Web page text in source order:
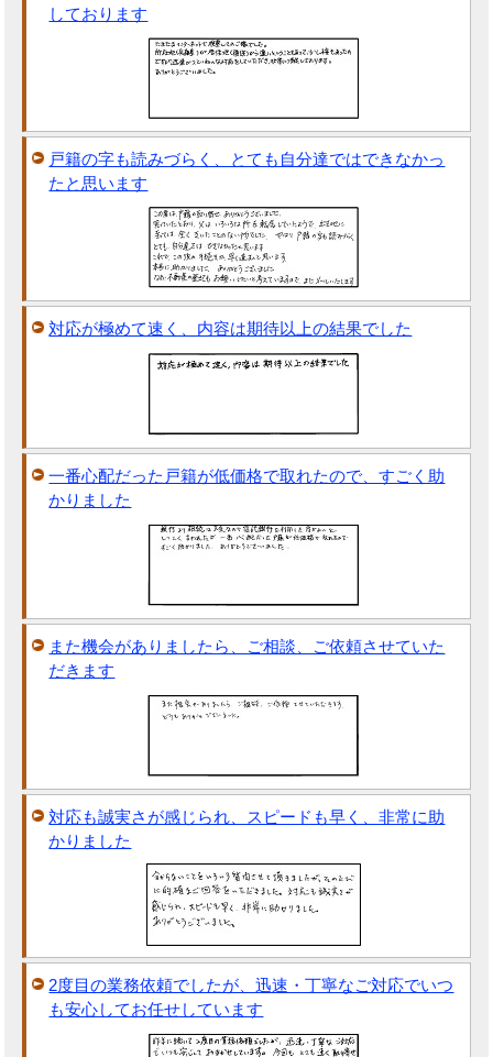
しております
戸籍の字も読みづらく、とても自分達ではできなかっ
たと思います
対応が極めて速く、内容は期待以上の結果でした
一番心配だった戸籍が低価格で取れたので、すごく助
かりました
また機会がありましたら、ご相談、ご依頼させていた
だきます
対応も誠実さが感じられ、スピードも早く、非常に助
かりました
2度目の業務依頼でしたが、迅速・丁寧なご対応でいつ
も安心してお任せしています